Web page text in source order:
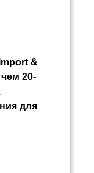
&
20-
для